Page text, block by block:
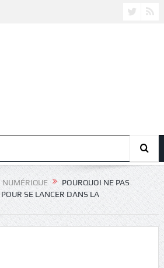
POURQUOI NE PAS
SE LANCER DANS LA